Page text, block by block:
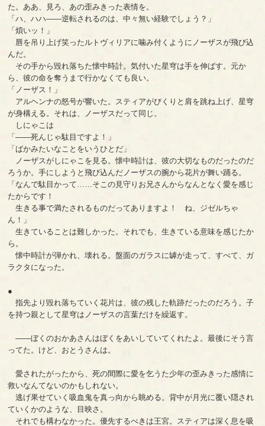
た。ああ、見ろ、あの歪みきった表情を。
「ハ、ハハ――逆転されるのは、中々無い経験でしょう？」
「煩いッ！」
唇を吊り上げ笑ったルトヴィリアに噛み付くようにノーザスが飛び込
んだ。
その手から毀れ落ちた懐中時計。気付いた星穹は手を伸ばす。元か
ら、彼の命を奪うまで行かなくても良い。
「ノーザス！」
アルヘンナの怒号が響いた。スティアがびくりと肩を跳ね上げ、星穹
が身構える。それは、ノーザスだって同じ。
しにゃこは
「――死んじゃ駄目ですよ！」
「ばかみたいなことをいうひとだ」
ノーザスがしにゃこを見る。懐中時計は、彼の大切なものだったのだ
ろうか。手にしようと飛び込んだノーザスの腕から花片が舞い踊る。
「なんで駄目かって……そこの見守りお兄さんからなんとなく愛を感じ
たからです！
生きる事で満たされるものだってありますよ！ ね、ジゼルちゃ
ん！」
生きていることは難しかった。それでも、生きている意味を感じたか
ら。
懐中時計が弾かれ、壊れる。盤面のガラスに罅が走って、すべて、ガ
ラクタになった。
●
指先より毀れ落ちていく花片は、彼の残した軌跡だったのだろう。子
を持つ親として星穹はノーザスの言葉だけを繰返す。
――ぼくのおかあさんはぼくをあいしていてくれたよ。最後にそう言
ってた。けど、おとうさんは。
愛されたがったから、死の間際に愛を乞うた少年の歪みきった感情に
救いなんてないのかもしれない。
逃げ果せていく吸血鬼を真っ向から眺める。背中が月光に覆い隠され
ていくかのような、目映さ。
それでも構わなかった。優先するべきは王宮。スティアは深く息を吸